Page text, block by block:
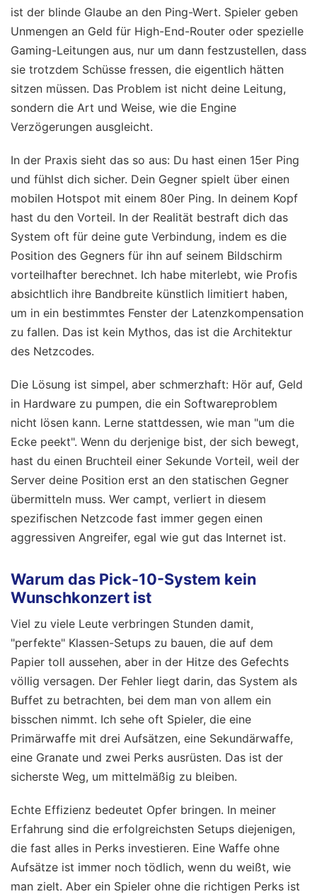
ist der blinde Glaube an den Ping-Wert. Spieler geben
Unmengen an Geld für High-End-Router oder spezielle
Gaming-Leitungen aus, nur um dann festzustellen, dass
sie trotzdem Schüsse fressen, die eigentlich hätten
sitzen müssen. Das Problem ist nicht deine Leitung,
sondern die Art und Weise, wie die Engine
Verzögerungen ausgleicht.
In der Praxis sieht das so aus: Du hast einen 15er Ping
und fühlst dich sicher. Dein Gegner spielt über einen
mobilen Hotspot mit einem 80er Ping. In deinem Kopf
hast du den Vorteil. In der Realität bestraft dich das
System oft für deine gute Verbindung, indem es die
Position des Gegners für ihn auf seinem Bildschirm
vorteilhafter berechnet. Ich habe miterlebt, wie Profis
absichtlich ihre Bandbreite künstlich limitiert haben,
um in ein bestimmtes Fenster der Latenzkompensation
zu fallen. Das ist kein Mythos, das ist die Architektur
des Netzcodes.
Die Lösung ist simpel, aber schmerzhaft: Hör auf, Geld
in Hardware zu pumpen, die ein Softwareproblem
nicht lösen kann. Lerne stattdessen, wie man "um die
Ecke peekt". Wenn du derjenige bist, der sich bewegt,
hast du einen Bruchteil einer Sekunde Vorteil, weil der
Server deine Position erst an den statischen Gegner
übermitteln muss. Wer campt, verliert in diesem
spezifischen Netzcode fast immer gegen einen
aggressiven Angreifer, egal wie gut das Internet ist.
Warum das Pick-10-System kein
Wunschkonzert ist
Viel zu viele Leute verbringen Stunden damit,
"perfekte" Klassen-Setups zu bauen, die auf dem
Papier toll aussehen, aber in der Hitze des Gefechts
völlig versagen. Der Fehler liegt darin, das System als
Buffet zu betrachten, bei dem man von allem ein
bisschen nimmt. Ich sehe oft Spieler, die eine
Primärwaffe mit drei Aufsätzen, eine Sekundärwaffe,
eine Granate und zwei Perks ausrüsten. Das ist der
sicherste Weg, um mittelmäßig zu bleiben.
Echte Effizienz bedeutet Opfer bringen. In meiner
Erfahrung sind die erfolgreichsten Setups diejenigen,
die fast alles in Perks investieren. Eine Waffe ohne
Aufsätze ist immer noch tödlich, wenn du weißt, wie
man zielt. Aber ein Spieler ohne die richtigen Perks ist